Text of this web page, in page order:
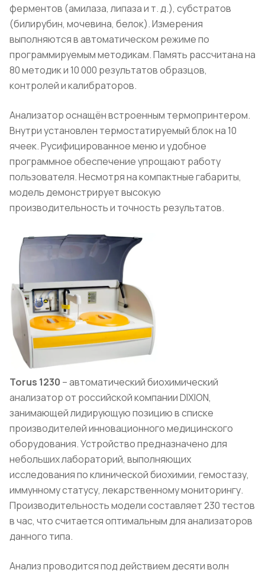
ферментов (амилаза, липаза и т. д.), субстратов
(билирубин, мочевина, белок). Измерения
выполняются в автоматическом режиме по
программируемым методикам. Память рассчитана на
80 методик и 10 000 результатов образцов,
контролей и калибраторов.
Анализатор оснащён встроенным термопринтером.
Внутри установлен термостатируемый блок на 10
ячеек. Русифицированное меню и удобное
программное обеспечение упрощают работу
пользователя. Несмотря на компактные габариты,
модель демонстрирует высокую
производительность и точность результатов.
Torus 1230 – автоматический биохимический
анализатор от российской компании DIXION,
занимающей лидирующую позицию в списке
производителей инновационного медицинского
оборудования. Устройство предназначено для
небольших лабораторий, выполняющих
исследования по клинической биохимии, гемостазу,
иммунному статусу, лекарственному мониторингу.
Производительность модели составляет 230 тестов
в час, что считается оптимальным для анализаторов
данного типа.
Анализ проводится под действием десяти волн